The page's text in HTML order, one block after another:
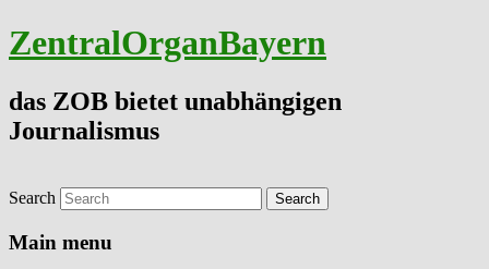
ZentralOrganBayern
das ZOB bietet unabhängigen
Journalismus
Search
Main menu